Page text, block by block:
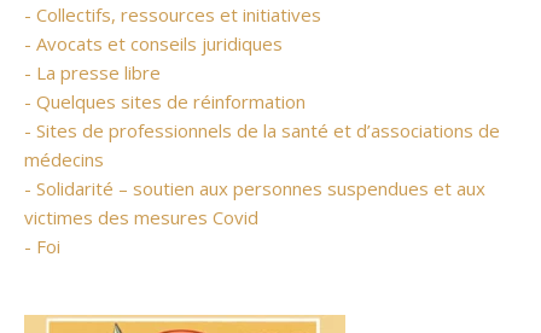
- Collectifs, ressources et initiatives
- Avocats et conseils juridiques
- La presse libre
- Quelques sites de réinformation
- Sites de professionnels de la santé et d’associations de
médecins
- Solidarité – soutien aux personnes suspendues et aux
victimes des mesures Covid
- Foi